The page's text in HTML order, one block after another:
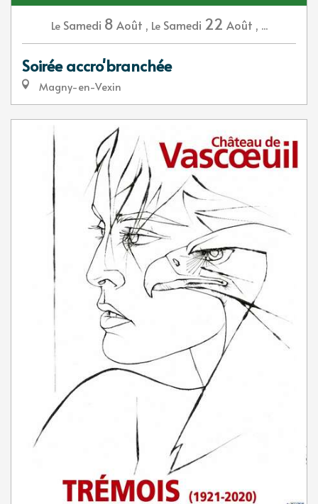
Le Samedi 8 Août , Le Samedi 22 Août , ...
Soirée accro'branchée
Magny-en-Vexin